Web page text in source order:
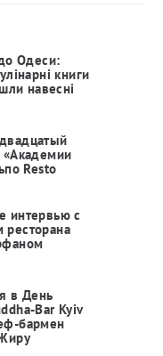
Одеси:
книги
навесні
«Академии
Resto
интервью с
в День
Bar Kyiv
бармен